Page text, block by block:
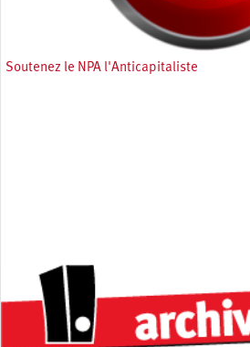
Soutenez le NPA l'Anticapitaliste